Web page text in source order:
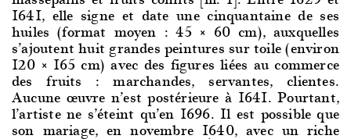
1641, elle signe et date une cinquantaine de ses
huiles (format moyen : 45 × 60 cm), auxquelles
s’ajoutent huit grandes peintures sur toile (environ
120 × 165 cm) avec des figures liées au commerce
des fruits : marchandes, servantes, clientes.
Aucune œuvre n’est postérieure à 1641. Pourtant,
l’artiste ne s’éteint qu’en 1696. Il est possible que
son mariage, en novembre 1640, avec un riche